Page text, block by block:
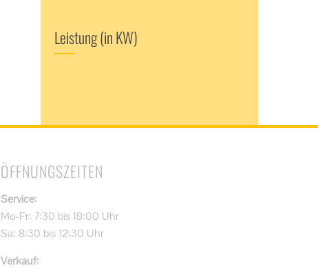
Leistung (in KW)
ÖFFNUNGSZEITEN
Service:
Mo-Fr: 7:30 bis 18:00 Uhr
Sa: 8:30 bis 12:30 Uhr
Verkauf: